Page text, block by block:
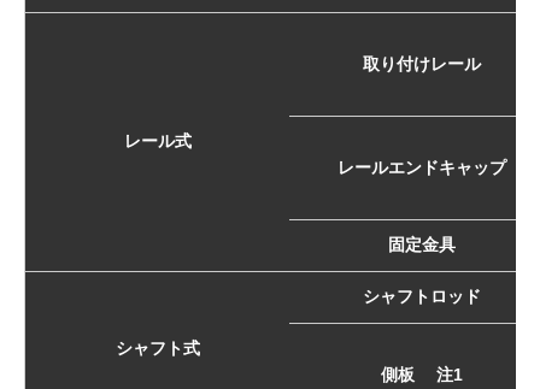
レール式
取り付けレール
レールエンドキャップ
固定金具
シャフト式
シャフトロッド
側板 注1